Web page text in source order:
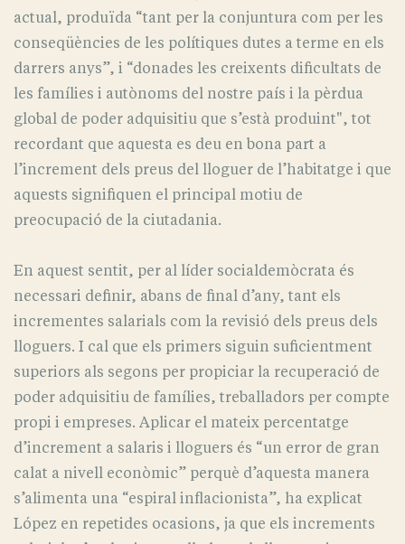
actual, produïda “tant per la conjuntura com per les
conseqüències de les polítiques dutes a terme en els
darrers anys”, i “donades les creixents dificultats de
les famílies i autònoms del nostre país i la pèrdua
global de poder adquisitiu que s’està produint", tot
recordant que aquesta es deu en bona part a
l’increment dels preus del lloguer de l’habitatge i que
aquests signifiquen el principal motiu de
preocupació de la ciutadania.
En aquest sentit, per al líder socialdemòcrata és
necessari definir, abans de final d’any, tant els
incrementes salarials com la revisió dels preus dels
lloguers. I cal que els primers siguin suficientment
superiors als segons per propiciar la recuperació de
poder adquisitiu de famílies, treballadors per compte
propi i empreses. Aplicar el mateix percentatge
d’increment a salaris i lloguers és “un error de gran
calat a nivell econòmic” perquè d’aquesta manera
s’alimenta una “espiral inflacionista”, ha explicat
López en repetides ocasions, ja que els increments